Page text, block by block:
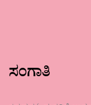
ಸಂಗಾತಿ